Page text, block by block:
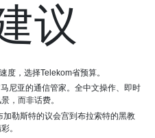
议
度，选择Telekom省预算。
尼亚的通信管家。全中文操作、即时
，而非话费。
加勒斯特的议会宫到布拉索特的黑教
。